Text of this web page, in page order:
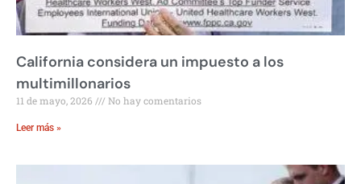
California considera un impuesto a los
multimillonarios
11 de mayo, 2026 No hay comentarios
Leer más »